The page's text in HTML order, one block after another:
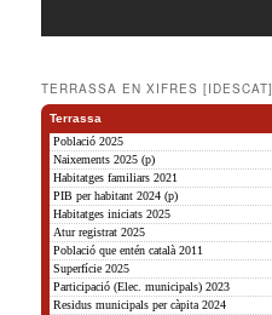
TERRASSA EN XIFRES [IDESCAT]